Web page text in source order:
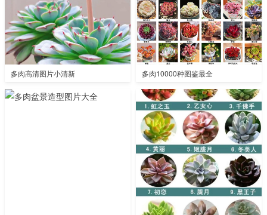
多肉高清图片小清新 多肉10000种图鉴最全